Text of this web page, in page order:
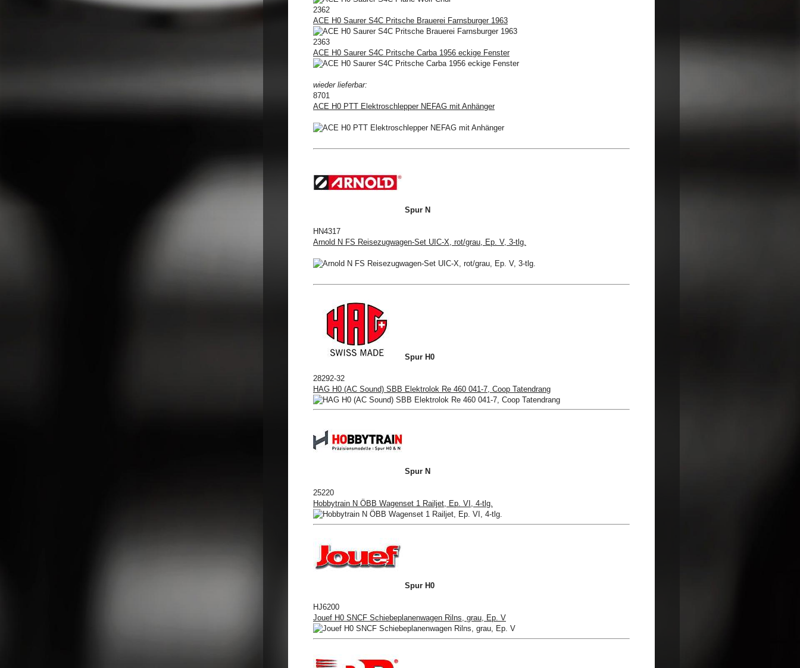
2362
ACE H0 Saurer S4C Pritsche Brauerei Farnsburger 1963
2363
ACE H0 Saurer S4C Pritsche Carba 1956 eckige Fenster
wieder lieferbar:
8701
ACE H0 PTT Elektroschlepper NEFAG mit Anhänger
Spur N
HN4317
Arnold N FS Reisezugwagen-Set UIC-X, rot/grau, Ep. V, 3-tlg.
Spur H0
28292-32
HAG H0 (AC Sound) SBB Elektrolok Re 460 041-7, Coop Tatendrang
Spur N
25220
Hobbytrain N ÖBB Wagenset 1 Railjet, Ep. VI, 4-tlg.
Spur H0
HJ6200
Jouef H0 SNCF Schiebeplanenwagen Rilns, grau, Ep. V